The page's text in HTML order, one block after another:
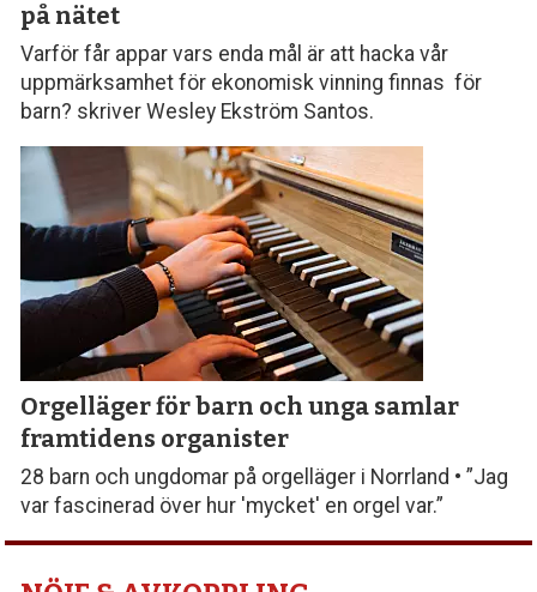
på nätet
Varför får appar vars enda mål är att hacka vår
uppmärksamhet för ekonomisk vinning finnas för
barn? skriver Wesley Ekström Santos.
Orgelläger för barn och unga samlar
framtidens organister
28 barn och ungdomar på orgelläger i Norrland • ”Jag
var fascinerad över hur 'mycket' en orgel var.”